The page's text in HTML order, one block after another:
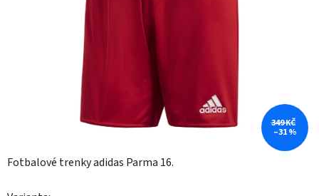
Fotbalové trenky adidas Parma 16.
349 KČ
–31 %